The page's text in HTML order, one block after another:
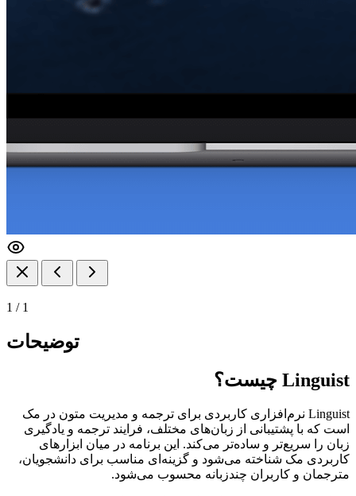
1 / 1
توضیحات
Linguist چیست؟
Linguist نرم‌افزاری کاربردی برای ترجمه و مدیریت متون در مک
است که با پشتیبانی از زبان‌های مختلف، فرایند ترجمه و یادگیری
زبان را سریع‌تر و ساده‌تر می‌کند. این برنامه در میان ابزارهای
کاربردی مک شناخته می‌شود و گزینه‌ای مناسب برای دانشجویان،
مترجمان و کاربران چندزبانه محسوب می‌شود.